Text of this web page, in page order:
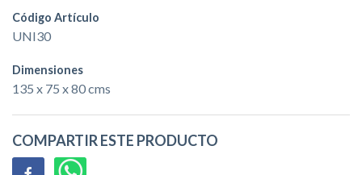
Código Artículo
UNI30
Dimensiones
135 x 75 x 80 cms
COMPARTIR ESTE PRODUCTO